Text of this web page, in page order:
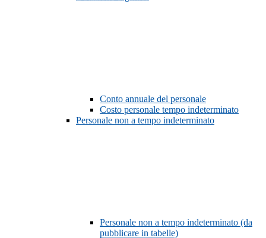
Conto annuale del personale
Costo personale tempo indeterminato
Personale non a tempo indeterminato
Personale non a tempo indeterminato (da
pubblicare in tabelle)